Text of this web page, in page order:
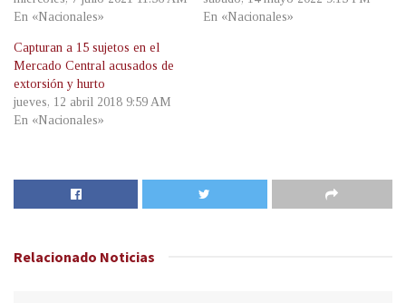
En «Nacionales»
En «Nacionales»
Capturan a 15 sujetos en el
Mercado Central acusados de
extorsión y hurto
jueves, 12 abril 2018 9:59 AM
En «Nacionales»
Relacionado Noticias